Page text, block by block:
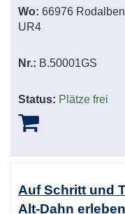
Wo: 66976
UR4
Nr.: B.50001GS
Status: Plätze frei
Auf Schritt und
Alt-Dahn erleben